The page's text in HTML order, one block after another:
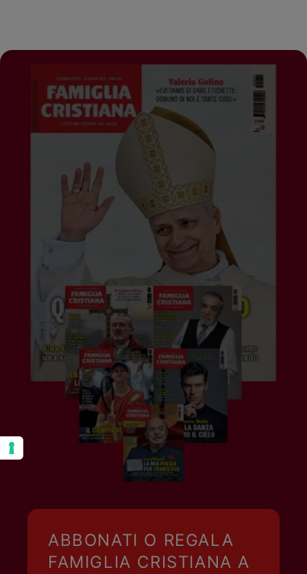
ABBONATI O REGALA
FAMIGLIA CRISTIANA A